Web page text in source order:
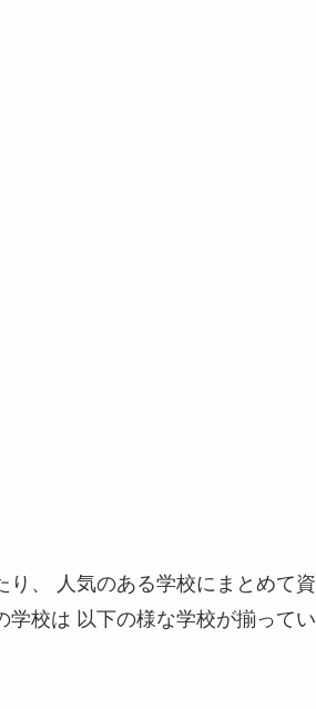
、 人気のある学校にまとめて資
校は 以下の様な学校が揃ってい